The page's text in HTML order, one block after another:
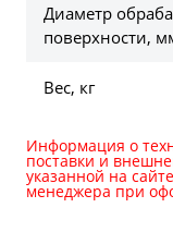
Диаметр
поверхности,
Вес, кг
Информация о
поставки и
указанной на
менеджера при